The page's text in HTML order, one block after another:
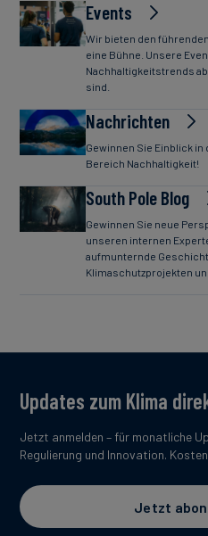
Events
Wir bieten den
eine Bühne. Unsere
Nachhaltigkeitstrends
sind.
Nachrichten
Gewinnen Sie Einblick
Bereich Nachhaltigkeit!
South Pole Blog
Gewinnen Sie neue
unseren internen
aufmunternde
Klimaschutzprojekten
Updates zum Klima
Jetzt anmelden – für monatliche
Regulierung und Innovation.
Jetzt